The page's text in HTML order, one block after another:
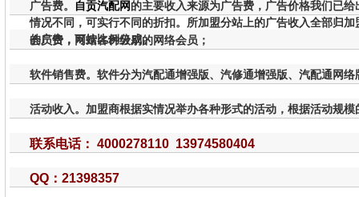
广告费。 自贡汽配网的主要收入来源为广告费，广告价格我们已
情况不同，可实行不同的折扣。所加盟分站上的广告收入全部归
的广告，可按比例分成。
会员费，网站各种级别的网络会员；
软件销售费。软件分为汽配通增强版、汽修通增强版、汽配通网
活动收入。加盟商根据实情况举办各种形式的活动，根据活动规
联系电话： 4000278110 13974580404
QQ：21398357